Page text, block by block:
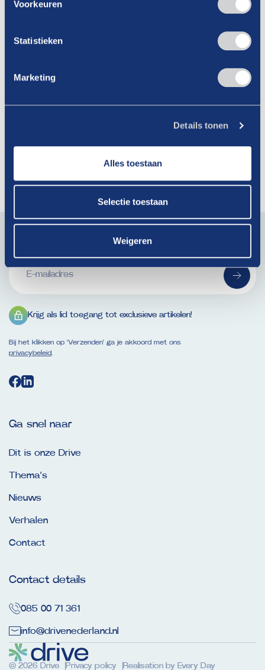
Voorkeuren
Statistieken
Marketing
Details tonen
Alles toestaan
Selectie toestaan
Weigeren
Na Stavanger, nu Genève
Blijf op de hoogte van actueel branchenieuws. Schrijf je
mailadres
Krijg als lid toegang tot exclusieve artikelen!
Bij het klikken op ‘Verzenden’ ga je akkoord met ons
privacybeleid
Ga snel naar
Dit is onze Drive
Thema’s
Nieuws
Verhalen
Contact
Contact details
085 00 71 361
info@drivenederland.nl
© 2026 Drive Privacy policy Realisation by Every Day